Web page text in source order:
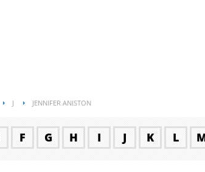
J JENNIFER ANISTON
F G H I J K L